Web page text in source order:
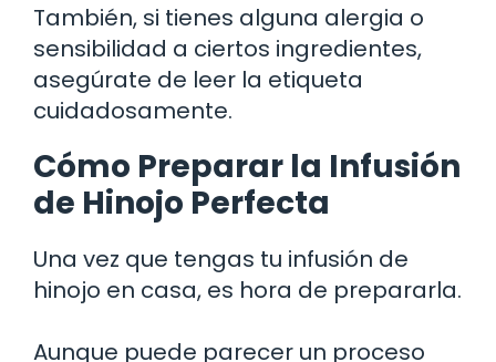
También, si tienes alguna alergia o
sensibilidad a ciertos ingredientes,
asegúrate de leer la etiqueta
cuidadosamente.
Cómo Preparar la Infusión
de Hinojo Perfecta
Una vez que tengas tu infusión de
hinojo en casa, es hora de prepararla.
Aunque puede parecer un proceso